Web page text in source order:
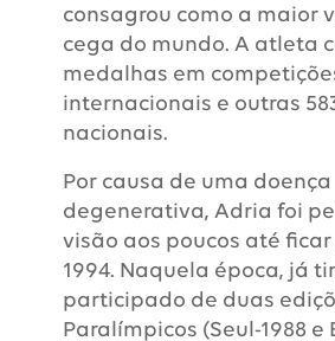
consagrou como a maior
cega do mundo. A atleta
medalhas em
internacionais e outras
nacionais.
Por causa de uma doença
degenerativa, Adria foi
visão aos poucos até
1994. Naquela época, já
participado de duas
Paralímpicos (Seul-1988 e